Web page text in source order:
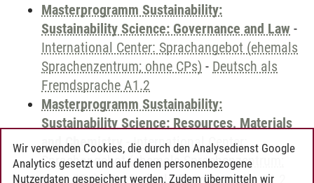
Masterprogramm Sustainability:
Sustainability Science: Governance and Law -
International Center: Sprachangebot (ehemals
Sprachenzentrum; ohne CPs) - Deutsch als
Fremdsprache A1.2
Masterprogramm Sustainability:
Sustainability Science: Resources, Materials
and Chemistry -International Center:
Sprachangebot (ehemals Sprachenzentrum;
ohne CPs)-Deutsch als Fremdsprache A1.2
Wir verwenden Cookies, die durch den Analysedienst Google
Analytics gesetzt und auf denen personenbezogene
Nutzerdaten gespeichert werden. Zudem übermitteln wir